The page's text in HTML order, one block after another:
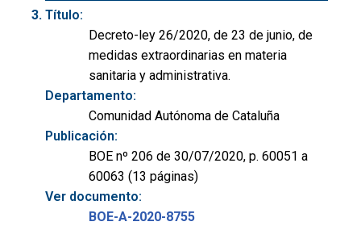
Título:
Decreto-ley 26/2020, de 23 de junio, de
medidas extraordinarias en materia
sanitaria y administrativa.
Departamento:
Comunidad Autónoma de Cataluña
Publicación:
BOE nº 206 de 30/07/2020, p. 60051 a
60063 (13 páginas)
Ver documento:
BOE-A-2020-8755